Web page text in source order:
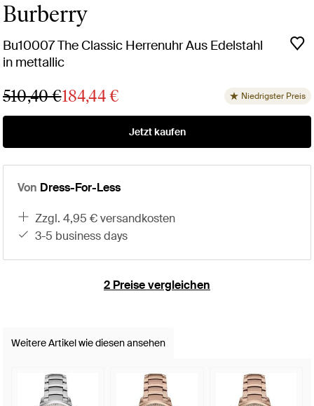
Burberry
Bu10007 The Classic Herrenuhr Aus Edelstahl
in mettallic
510,40 €184,44 € Niedrigster Preis
Jetzt kaufen
Von Dress-For-Less
zzgl. 4,95 € versandkosten
3-5 business days
2 Preise vergleichen
Weitere Artikel wie diesen ansehen